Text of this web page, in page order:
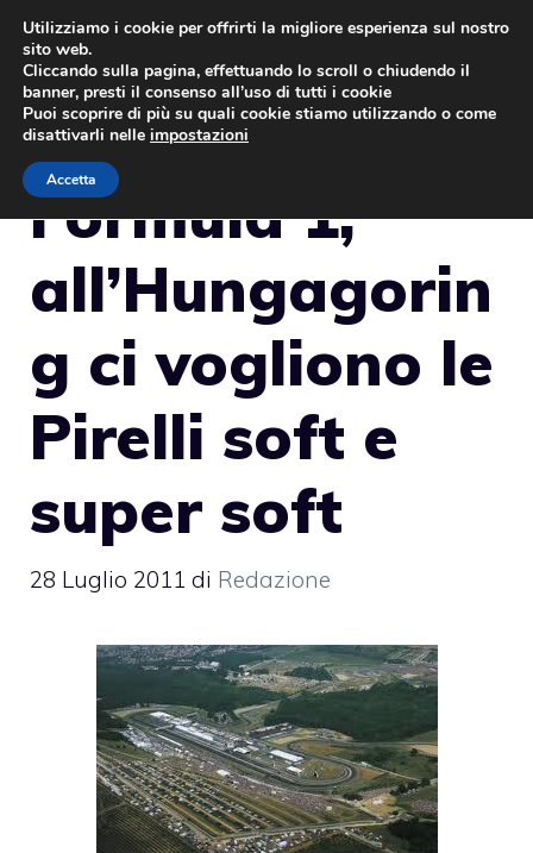
Vai
contenuto
Formula 1,
all’Hungagorin
g ci vogliono le
Pirelli soft e
super soft
28 Luglio 2011 di Redazione
Utilizziamo i cookie per offrirti la migliore esperienza sul nostro
sito web.
Cliccando sulla pagina, effettuando lo scroll o chiudendo il
banner, presti il consenso all’uso di tutti i cookie
Puoi scoprire di più su quali cookie stiamo utilizzando o come
disattivarli nelle impostazioni
Accetta